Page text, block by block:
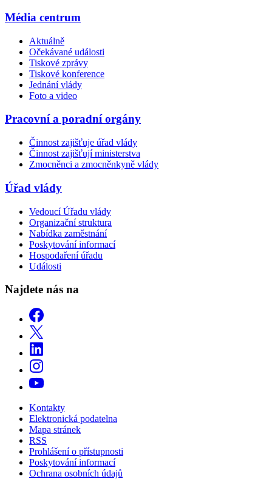
Média centrum
Aktuálně
Očekávané události
Tiskové zprávy
Tiskové konference
Jednání vlády
Foto a video
Pracovní a poradní orgány
Činnost zajišťuje úřad vlády
Činnost zajišťují ministerstva
Zmocněnci a zmocněnkyně vlády
Úřad vlády
Vedoucí Úřadu vlády
Organizační struktura
Nabídka zaměstnání
Poskytování informací
Hospodaření úřadu
Události
Najdete nás na
Kontakty
Elektronická podatelna
Mapa stránek
RSS
Prohlášení o přístupnosti
Poskytování informací
Ochrana osobních údajů